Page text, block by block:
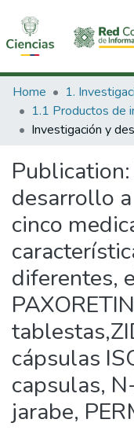
Communities &
All of DSpace
Home
Publication:
desarrollo
cinco
diferentes,
cápsulas
capsulas,
jarabe,